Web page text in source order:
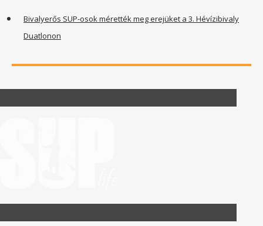
Bivalyerős SUP-osok mérették meg erejüket a 3. Hévízibivaly
Duatlonon